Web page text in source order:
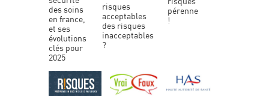
des soins
en france,
et ses
évolutions
clés pour
2025
risques
acceptables
des risques
inacceptables
?
pérenne
!